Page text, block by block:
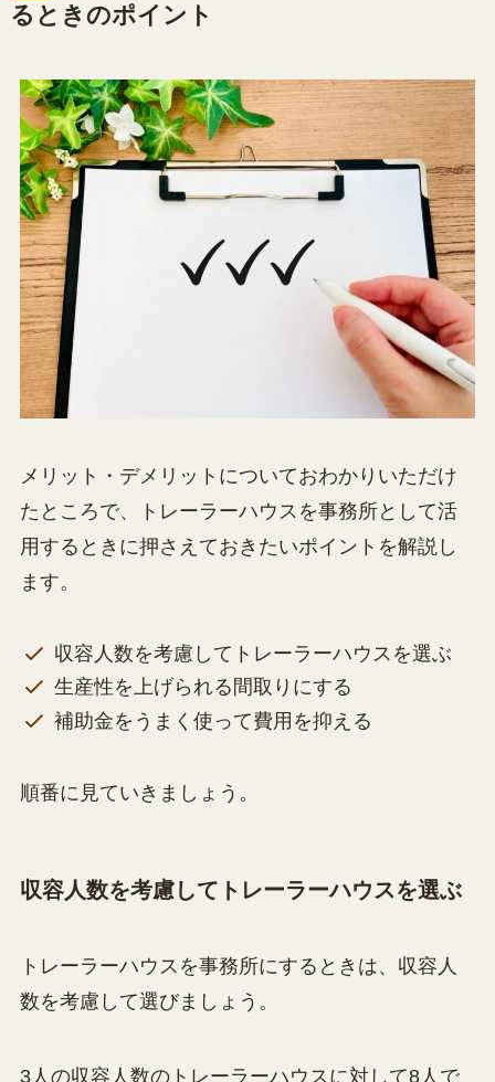
るときのポイント
メリット・デメリットについておわかりいただけ
たところで、トレーラーハウスを事務所として活
用するときに押さえておきたいポイントを解説し
ます。
収容人数を考慮してトレーラーハウスを選ぶ
生産性を上げられる間取りにする
補助金をうまく使って費用を抑える
順番に見ていきましょう。
収容人数を考慮してトレーラーハウスを選ぶ
トレーラーハウスを事務所にするときは、収容人
数を考慮して選びましょう。
3人の収容人数のトレーラーハウスに対して8人で